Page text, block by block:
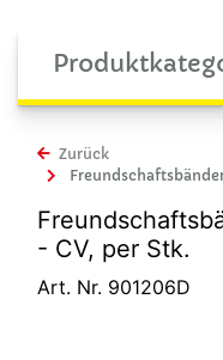
Zurück
- CV, per Stk.
Art. Nr. 901206D